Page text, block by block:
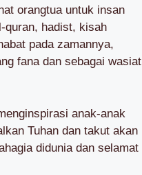
orangtua untuk insan
quran, hadist, kisah
pada zamannya,
fana dan sebagai wasiat
anak-anak
Tuhan dan takut akan
didunia dan selamat